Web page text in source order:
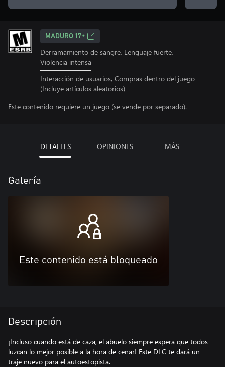
MADURO 17+
Derramamiento de sangre, Lenguaje fuerte,
Violencia intensa
Interacción de usuarios, Compras dentro del juego
(Incluye artículos aleatorios)
Este contenido requiere un juego (se vende por separado).
DETALLES OPINIONES MÁS
Galería
Este contenido está bloqueado
Descripción
¡Incluso cuando está de caza, el abuelo siempre espera que todos
luzcan lo mejor posible a la hora de cenar! Este DLC te dará un
traje nuevo para el autoestopista.